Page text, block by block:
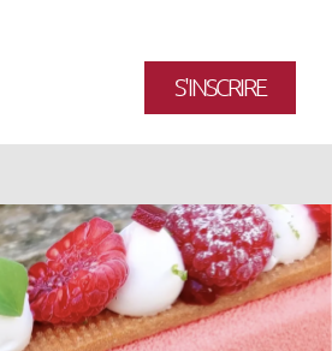
S'INSCRIRE